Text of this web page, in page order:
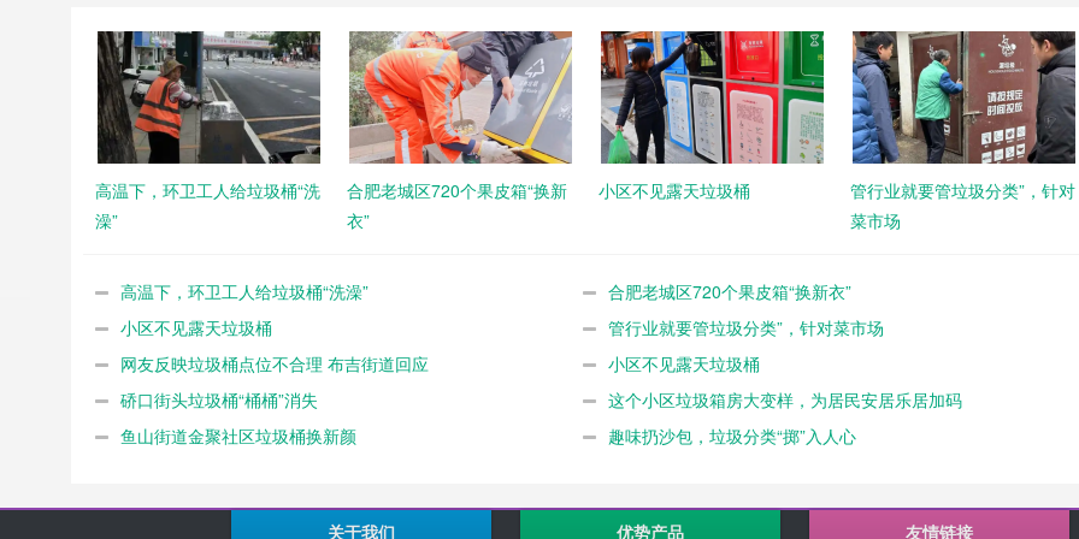
高温下，环卫工人给垃圾桶“洗
澡”
合肥老城区720个果皮箱“换新
衣”
小区不见露天垃圾桶
管行业就要管垃圾分类”，针对
菜市场
高温下，环卫工人给垃圾桶“洗澡”
合肥老城区720个果皮箱“换新衣”
小区不见露天垃圾桶
管行业就要管垃圾分类”，针对菜市场
网友反映垃圾桶点位不合理 布吉街道回应
小区不见露天垃圾桶
硚口街头垃圾桶“桶桶”消失
这个小区垃圾箱房大变样，为居民安居乐居加码
鱼山街道金聚社区垃圾桶换新颜
趣味扔沙包，垃圾分类“掷”入人心
关于我们 优势产品 友情链接